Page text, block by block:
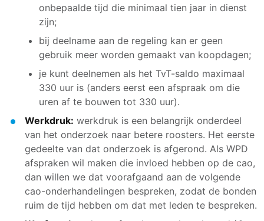
onbepaalde tijd die minimaal tien jaar in dienst
zijn;
bij deelname aan de regeling kan er geen
gebruik meer worden gemaakt van koopdagen;
je kunt deelnemen als het TvT-saldo maximaal
330 uur is (anders eerst een afspraak om die
uren af te bouwen tot 330 uur).
Werkdruk: werkdruk is een belangrijk onderdeel
van het onderzoek naar betere roosters. Het eerste
gedeelte van dat onderzoek is afgerond. Als WPD
afspraken wil maken die invloed hebben op de cao,
dan willen we dat voorafgaand aan de volgende
cao-onderhandelingen bespreken, zodat de bonden
ruim de tijd hebben om dat met leden te bespreken.